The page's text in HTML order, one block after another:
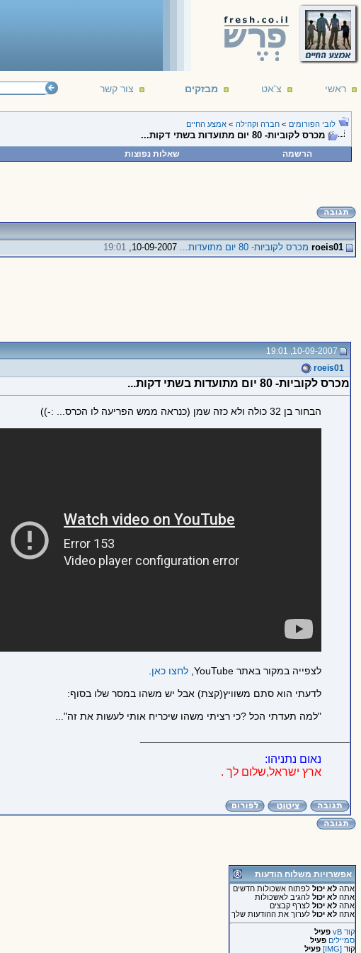
ראשי צ'אט מבזקים צור קשר
לובי הפורומים > חברה וקהילה > אמצע החיים
מכרס לקוביות- 80 יום מתועדות בשתי דקות...
הרשמה שאלות נפוצות
roeis01 מכרס לקוביות- 80 יום מתועדות... 19:01
10-09-2007, 19:01
roeis01
מכרס לקוביות- 80 יום מתועדות בשתי דקות...
הבחור בן 32 כולה ולא כזה שמן (כנראה ממש הפריעה לו הכרס... :-))
לצפייה במקור באתר YouTube, לחצו כאן
לדעתי הוא סתם משוויץ(קצת) אבל יש משהו במסר שלו בסוף:
"למה תעדתי הכל ?כי רציתי משהו שיכריח אותי לעשות את זה"...
נאום נתניהו:
ארץ ישראל,שלום לך .
אפשרויות משלוח הודעות
אתה לא יכוללפתוח אשכולות חדשים
אתה לא יכוללהגיב לאשכולות
אתה לא יכוללצרף קבצים
אתה לא יכוללערוך את ההודעות שלך
קוד vB
פעיל
סמיילים פעיל
קוד [IMG] פעיל